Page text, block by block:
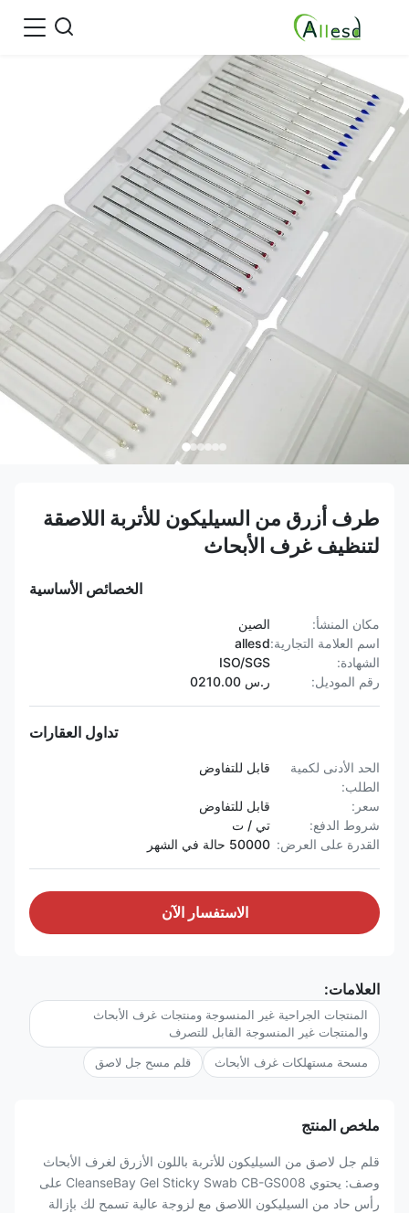
طرف أزرق من السيليكون للأتربة اللاصقة
لتنظيف غرف الأبحاث
الخصائص الأساسية
مكان المنشأ:
الصين
اسم العلامة التجارية:allesd
الشهادة:
ISO/SGS
رقم الموديل:
ر.س 0210.00
تداول العقارات
الحد الأدنى لكمية
الطلب:
قابل للتفاوض
سعر:
قابل للتفاوض
شروط الدفع:
تي / ت
القدرة على العرض: 50000 حالة في الشهر
الاستفسار الآن
العلامات:
المنتجات الجراحية غير المنسوجة ومنتجات غرف الأبحاث
والمنتجات غير المنسوجة القابل للتصرف
مسحة مستهلكات غرف الأبحاث قلم مسح جل لاصق
ملخص المنتج
قلم جل لاصق من السيليكون للأتربة باللون الأزرق لغرف الأبحاث
وصف: يحتوي CleanseBay Gel Sticky Swab CB-GS008 على
رأس حاد من السيليكون اللاصق مع لزوجة عالية تسمح لك بإزالة